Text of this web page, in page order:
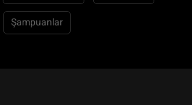
Şampuanlar